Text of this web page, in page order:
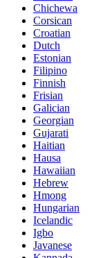
Chichewa
Corsican
Croatian
Dutch
Estonian
Filipino
Finnish
Frisian
Galician
Georgian
Gujarati
Haitian
Hausa
Hawaiian
Hebrew
Hmong
Hungarian
Icelandic
Igbo
Javanese